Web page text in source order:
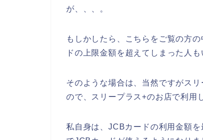
が、、、。
もしかしたら、こちらをご覧の方
ドの上限金額を超えてしまった人
そのような場合は、当然ですがス
ので、スリープラス+のお店で利用
私自身は、JCBカードの利用金額